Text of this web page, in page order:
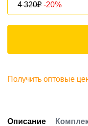
4 320₽ -20%
Получить оптовые
Описание